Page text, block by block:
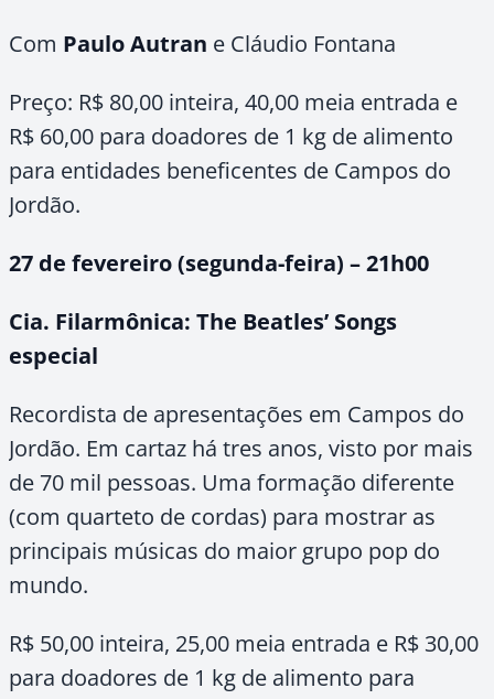
Com Paulo Autran e Cláudio Fontana
Preço: R$ 80,00 inteira, 40,00 meia entrada e
R$ 60,00 para doadores de 1 kg de alimento
para entidades beneficentes de Campos do
Jordão.
27 de fevereiro (segunda-feira) – 21h00
Cia. Filarmônica: The Beatles’ Songs
especial
Recordista de apresentações em Campos do
Jordão. Em cartaz há tres anos, visto por mais
de 70 mil pessoas. Uma formação diferente
(com quarteto de cordas) para mostrar as
principais músicas do maior grupo pop do
mundo.
R$ 50,00 inteira, 25,00 meia entrada e R$ 30,00
para doadores de 1 kg de alimento para